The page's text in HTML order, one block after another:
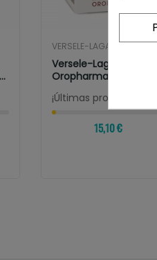
VERSELE-LAGA
Versele-Laga
Oropharma Calci-Lux
Suplemento...
¡Últimas produtos!
15,10 €